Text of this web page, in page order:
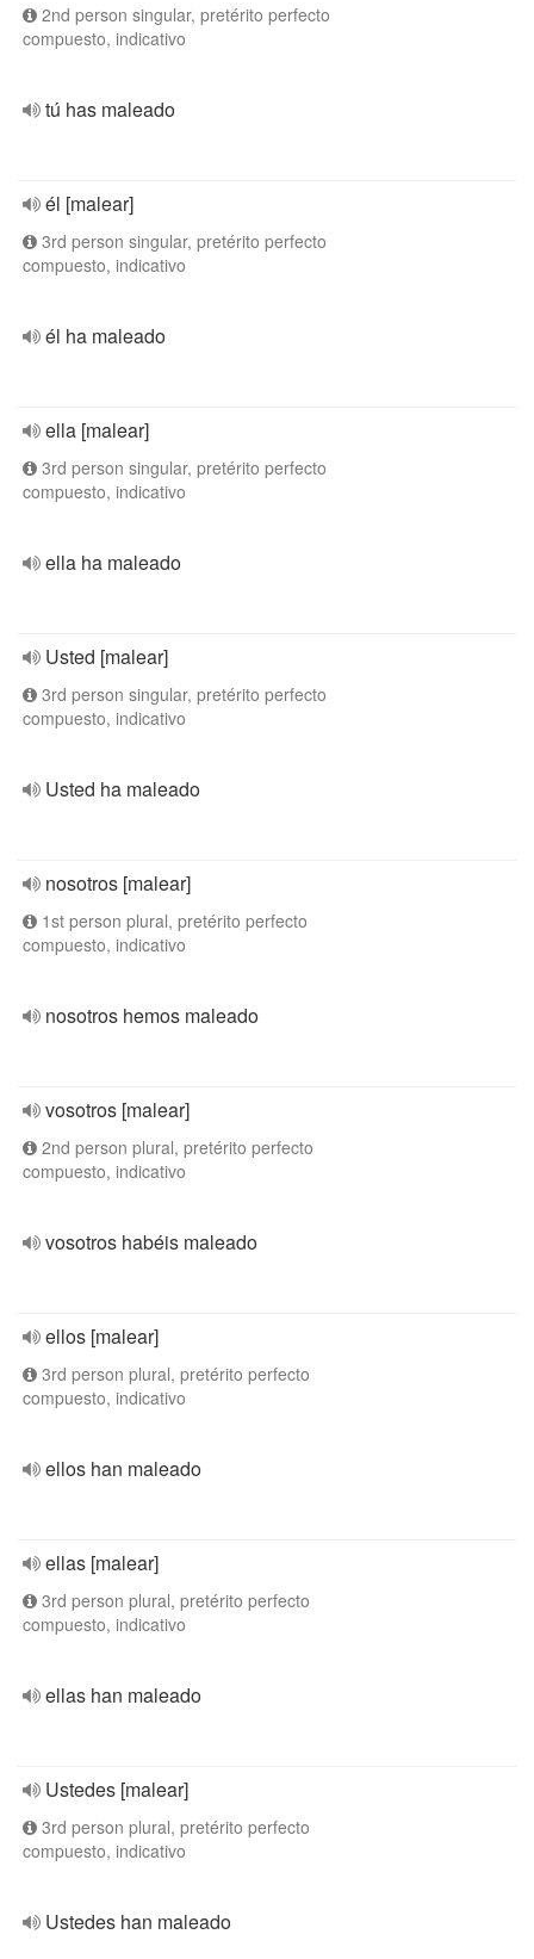
2nd person singular, pretérito perfecto
compuesto, indicativo
tú has maleado
él [malear]
3rd person singular, pretérito perfecto
compuesto, indicativo
él ha maleado
ella [malear]
3rd person singular, pretérito perfecto
compuesto, indicativo
ella ha maleado
Usted [malear]
3rd person singular, pretérito perfecto
compuesto, indicativo
Usted ha maleado
nosotros [malear]
1st person plural, pretérito perfecto
compuesto, indicativo
nosotros hemos maleado
vosotros [malear]
2nd person plural, pretérito perfecto
compuesto, indicativo
vosotros habéis maleado
ellos [malear]
3rd person plural, pretérito perfecto
compuesto, indicativo
ellos han maleado
ellas [malear]
3rd person plural, pretérito perfecto
compuesto, indicativo
ellas han maleado
Ustedes [malear]
3rd person plural, pretérito perfecto
compuesto, indicativo
Ustedes han maleado